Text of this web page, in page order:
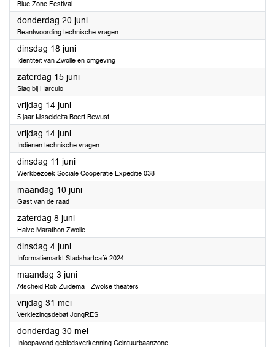
Blue Zone Festival
donderdag 20 juni2024
Beantwoording technische vragen
dinsdag 18 juni2024
Identiteit van Zwolle en omgeving
zaterdag 15 juni2024
Slag bij Harculo
vrijdag 14 juni2024
5 jaar IJsseldelta Boert Bewust
vrijdag 14 juni2024
Indienen technische vragen
dinsdag 11 juni2024
Werkbezoek Sociale Coöperatie Expeditie 038
maandag 10 juni2024
Gast van de raad
zaterdag 8 juni2024
Halve Marathon Zwolle
dinsdag 4 juni2024
Informatiemarkt Stadshartcafé 2024
maandag 3 juni2024
Afscheid Rob Zuidema - Zwolse theaters
vrijdag 31 mei2024
Verkiezingsdebat JongRES
donderdag 30 mei2024
Inloopavond gebiedsverkenning Ceintuurbaanzone